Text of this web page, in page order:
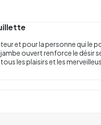
et pour la personne qui le
ouvert renforce le désir
les plaisirs et les